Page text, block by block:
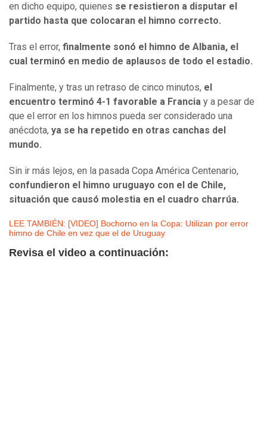
en dicho equipo, quienes se resistieron a disputar el
partido hasta que colocaran el himno correcto.
Tras el error, finalmente sonó el himno de Albania, el
cual terminó en medio de aplausos de todo el estadio.
Finalmente, y tras un retraso de cinco minutos, el
encuentro terminó 4-1 favorable a Francia y a pesar de
que el error en los himnos pueda ser considerado una
anécdota, ya se ha repetido en otras canchas del
mundo.
Sin ir más lejos, en la pasada Copa América Centenario,
confundieron el himno uruguayo con el de Chile,
situación que causó molestia en el cuadro charrúa.
LEE TAMBIÉN: [VIDEO] Bochorno en la Copa: Utilizan por error
himno de Chile en vez que el de Uruguay
Revisa el video a continuación: